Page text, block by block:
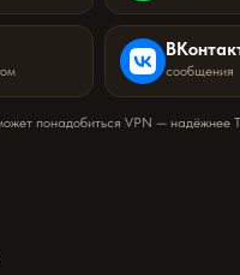
сообщения
понадобиться VPN — надёжнее